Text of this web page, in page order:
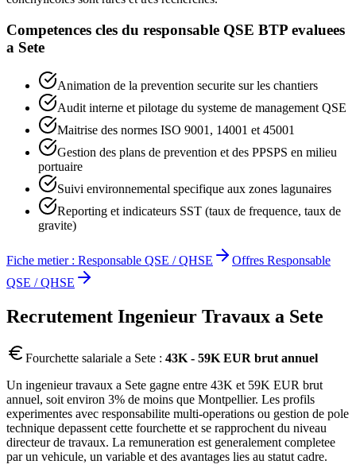
Competences cles du responsable QSE BTP evaluees
a Sete
Animation de la prevention securite sur les chantiers
Audit interne et pilotage du systeme de management QSE
Maitrise des normes ISO 9001, 14001 et 45001
Gestion des plans de prevention et des PPSPS en milieu
portuaire
Suivi environnemental specifique aux zones lagunaires
Reporting et indicateurs SST (taux de frequence, taux de
gravite)
Fiche metier : Responsable QSE / QHSE Offres Responsable
QSE / QHSE
Recrutement Ingenieur Travaux a Sete
Fourchette salariale a Sete : 43K - 59K EUR brut annuel
Un ingenieur travaux a Sete gagne entre 43K et 59K EUR brut
annuel, soit environ 3% de moins que Montpellier. Les profils
experimentes avec responsabilite multi-operations ou gestion de pole
technique depassent cette fourchette et se rapprochent du niveau
directeur de travaux. La remuneration est generalement completee
par un vehicule, un variable et des avantages lies au statut cadre.